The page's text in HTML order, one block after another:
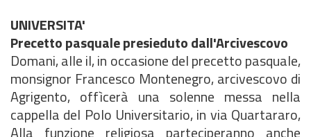
UNIVERSITA'
Precetto pasquale presieduto dall'Arcivescovo
Domani, alle il, in occasione del precetto pasquale,
monsignor Francesco Montenegro, arcivescovo di
Agrigento, offìcerà una solenne messa nella
cappella del Polo Universitario, in via Quartararo,
Alla funzione religiosa parteciperanno anche